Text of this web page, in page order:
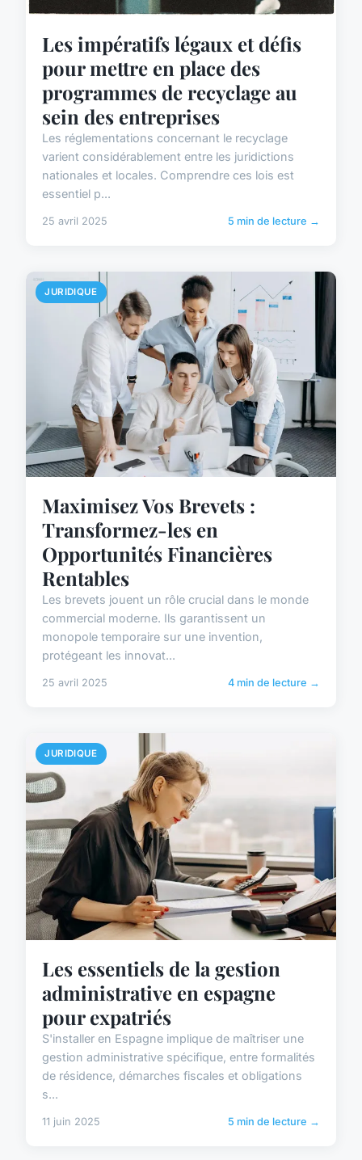
Les impératifs légaux et défis
pour mettre en place des
programmes de recyclage au
sein des entreprises
Les réglementations concernant le recyclage
varient considérablement entre les juridictions
nationales et locales. Comprendre ces lois est
essentiel p...
25 avril 2025 5 min de lecture →
JURIDIQUE
Maximisez Vos Brevets :
Transformez-les en
Opportunités Financières
Rentables
Les brevets jouent un rôle crucial dans le monde
commercial moderne. Ils garantissent un
monopole temporaire sur une invention,
protégeant les innovat...
25 avril 2025 4 min de lecture →
JURIDIQUE
Les essentiels de la gestion
administrative en espagne
pour expatriés
S'installer en Espagne implique de maîtriser une
gestion administrative spécifique, entre formalités
de résidence, démarches fiscales et obligations
s...
11 juin 2025 5 min de lecture →